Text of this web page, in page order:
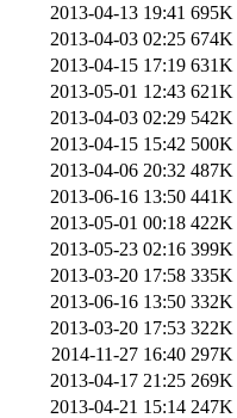
2013-04-13 19:41 695K
2013-04-03 02:25 674K
2013-04-15 17:19 631K
2013-05-01 12:43 621K
2013-04-03 02:29 542K
2013-04-15 15:42 500K
2013-04-06 20:32 487K
2013-06-16 13:50 441K
2013-05-01 00:18 422K
2013-05-23 02:16 399K
2013-03-20 17:58 335K
2013-06-16 13:50 332K
2013-03-20 17:53 322K
2014-11-27 16:40 297K
2013-04-17 21:25 269K
2013-04-21 15:14 247K